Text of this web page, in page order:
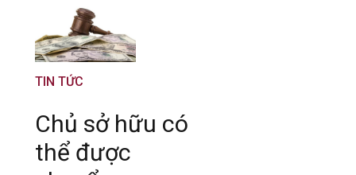
TIN TỨC
Chủ sở hữu có
thể được